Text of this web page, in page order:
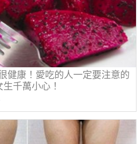
健康！愛吃的人一定要注意的
千萬小心！